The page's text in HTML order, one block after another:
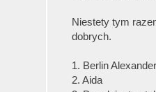
Niestety tym
dobrych.
1. Berlin
2. Aida